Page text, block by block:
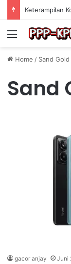
Menu
Home / Sand Gold
Sand
gacor anjay Juni